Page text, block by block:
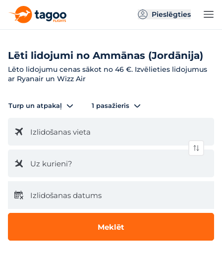
Pieslēgties
Lēti lidojumi no Ammānas (Jordānija)
Lēto lidojumu cenas sākot no 46 €. Izvēlieties lidojumus
ar Ryanair un Wizz Air
Turp un atpakaļ 1 pasažieris
Izlidošanas vieta
Uz kurieni?
Izlidošanas datums
Meklēt